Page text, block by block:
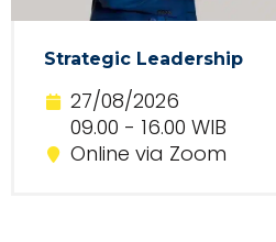
Strategic Leadership
27/08/2026
09.00 - 16.00 WIB
Online via Zoom